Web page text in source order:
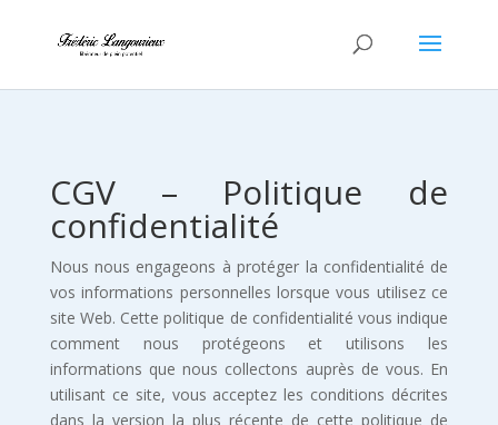
CGV – Politique de
confidentialité
Nous nous engageons à protéger la confidentialité de
vos informations personnelles lorsque vous utilisez ce
site Web. Cette politique de confidentialité vous indique
comment nous protégeons et utilisons les
informations que nous collectons auprès de vous. En
utilisant ce site, vous acceptez les conditions décrites
dans la version la plus récente de cette politique de